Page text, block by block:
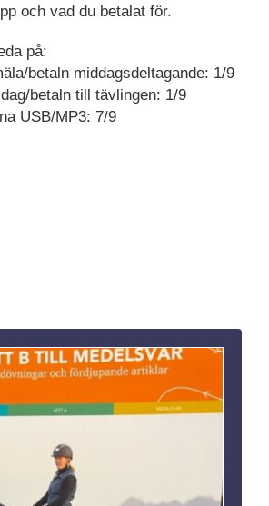
och vad du betalat för.
på:
betaln middagsdeltagande: 1/9
betaln till tävlingen: 1/9
USB/MP3: 7/9